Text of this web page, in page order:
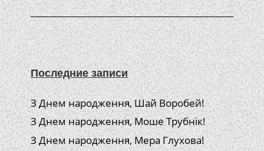
Последние записи
З Днем народження, Шай Воробей!
З Днем народження, Моше Трубнік!
З Днем народження, Мера Глухова!